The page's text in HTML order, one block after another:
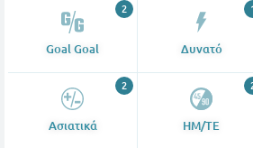
Goal Goal
2
Δυνατό
Ασιατικά
2
ΗΜ/ΤΕ